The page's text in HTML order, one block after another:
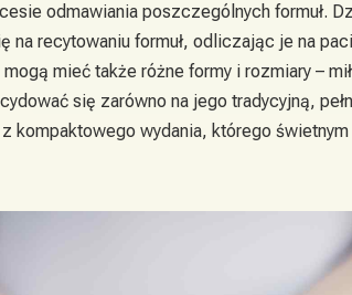
odmawiania poszczególnych formuł.
na recytowaniu formuł, odliczając je na
mieć także różne formy i rozmiary –
się zarówno na jego tradycyjną,
kompaktowego wydania, którego świetnym